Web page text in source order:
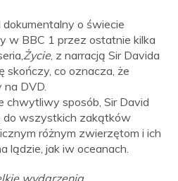
o świecie
w BBC 1 przez ostatnie kilka
Życie, z narracją Sir Davida
co oznacza, że
DVD.
chwytliwy sposób, Sir David
do wszystkich zakątków
różnym zwierzętom i ich
lądzie, jak iw oceanach.
wydarzenia